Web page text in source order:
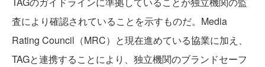
査により確認されていることを示すものだ。Media
Rating Council（MRC）と現在進めている協業に加え、
TAGと連携することにより、独立機関のブランドセーフ